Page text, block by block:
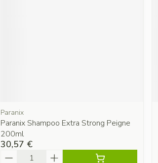
Paranix
Paranix Shampoo Extra Strong Peigne
200ml
30,57 €
Quantité